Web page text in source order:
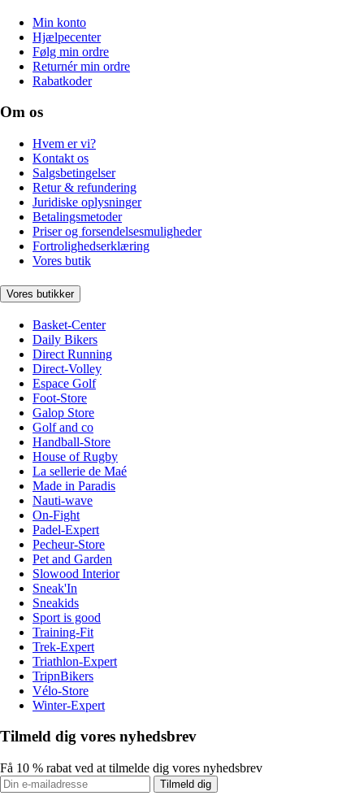
Min konto
Hjælpecenter
Følg min ordre
Returnér min ordre
Rabatkoder
Om os
Hvem er vi?
Kontakt os
Salgsbetingelser
Retur & refundering
Juridiske oplysninger
Betalingsmetoder
Priser og forsendelsesmuligheder
Fortrolighedserklæring
Vores butik
Vores butikker
Basket-Center
Daily Bikers
Direct Running
Direct-Volley
Espace Golf
Foot-Store
Galop Store
Golf and co
Handball-Store
House of Rugby
La sellerie de Maé
Made in Paradis
Nauti-wave
On-Fight
Padel-Expert
Pecheur-Store
Pet and Garden
Slowood Interior
Sneak'In
Sneakids
Sport is good
Training-Fit
Trek-Expert
Triathlon-Expert
TripnBikers
Vélo-Store
Winter-Expert
Tilmeld dig vores nyhedsbrev
Få 10 % rabat ved at tilmelde dig vores nyhedsbrev
Tilmeld dig